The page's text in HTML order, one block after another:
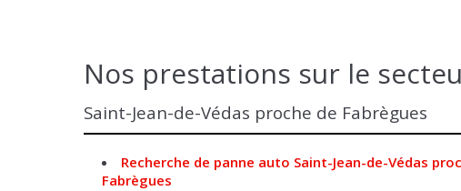
Nos prestations sur le
Saint-Jean-de-Védas proche de Fabrègues
Recherche de panne auto Saint-Jean-de-Védas
Fabrègues